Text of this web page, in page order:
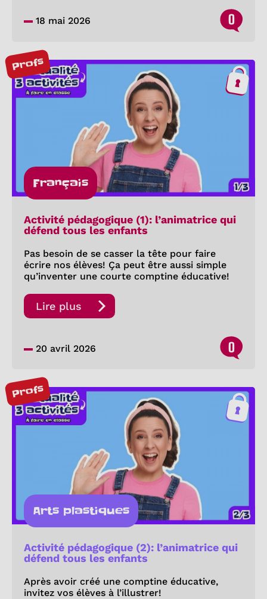
18 mai 2026 0
Profs
Français
Activité pédagogique (1): l’animatrice qui
défend tous les enfants
Pas besoin de se casser la tête pour faire
écrire nos élèves! Ça peut être aussi simple
qu’inventer une courte comptine éducative!
Lire plus
20 avril 2026 0
Profs
Arts plastiques
Activité pédagogique (2): l’animatrice qui
défend tous les enfants
Après avoir créé une comptine éducative,
invitez vos élèves à l’illustrer!